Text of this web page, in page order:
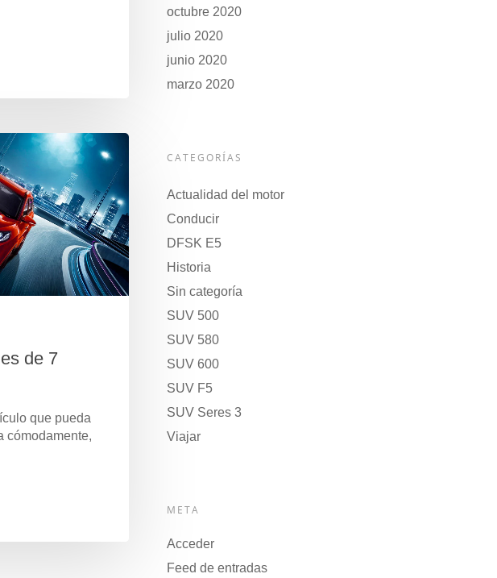
de 7
que pueda
cómodamente,
octubre 2020
julio 2020
junio 2020
marzo 2020
CATEGORÍAS
Actualidad del motor
Conducir
DFSK E5
Historia
Sin categoría
SUV 500
SUV 580
SUV 600
SUV F5
SUV Seres 3
Viajar
META
Acceder
Feed de entradas